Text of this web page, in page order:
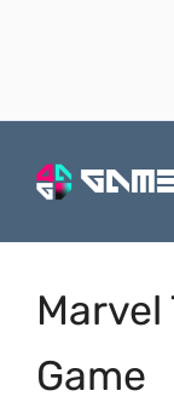
Marvel
Game